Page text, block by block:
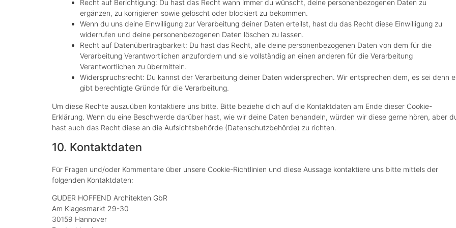
Recht auf Berichtigung: Du hast das Recht wann immer du wünscht, deine personenbezogenen Daten zu
ergänzen, zu korrigieren sowie gelöscht oder blockiert zu bekommen.
Wenn du uns deine Einwilligung zur Verarbeitung deiner Daten erteilst, hast du das Recht diese Einwilligung zu
widerrufen und deine personenbezogenen Daten löschen zu lassen.
Recht auf Datenübertragbarkeit: Du hast das Recht, alle deine personenbezogenen Daten von dem für die
Verarbeitung Verantwortlichen anzufordern und sie vollständig an einen anderen für die Verarbeitung
Verantwortlichen zu übermitteln.
Widerspruchsrecht: Du kannst der Verarbeitung deiner Daten widersprechen. Wir entsprechen dem, es sei denn
gibt berechtigte Gründe für die Verarbeitung.
Um diese Rechte auszuüben kontaktiere uns bitte. Bitte beziehe dich auf die Kontaktdaten am Ende dieser Cookie-
Erklärung. Wenn du eine Beschwerde darüber hast, wie wir deine Daten behandeln, würden wir diese gerne hören, aber
hast auch das Recht diese an die Aufsichtsbehörde (Datenschutzbehörde) zu richten.
10. Kontaktdaten
Für Fragen und/oder Kommentare über unsere Cookie-Richtlinien und diese Aussage kontaktiere uns bitte mittels der
folgenden Kontaktdaten:
GUDER HOFFEND Architekten GbR
Am Klagesmarkt 29-30
30159 Hannover